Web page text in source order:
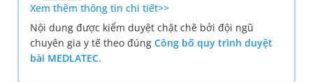
Xem thêm thông tin chi tiết>>
Nội dung được kiểm duyệt chặt chẽ bởi đội ngũ
chuyên gia y tế theo đúng Công bố quy trình duyệt
bài MEDLATEC.